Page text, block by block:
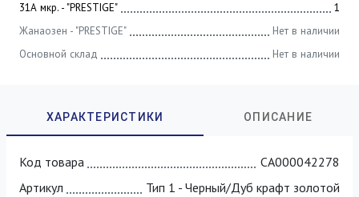
31А мкр. - "PRESTIGE"
1
Жанаозен - "PRESTIGE"
Нет в наличии
Основной склад
Нет в наличии
Код товара
СА000042278
Артикул
Тип 1 - Черный/Дуб крафт золотой